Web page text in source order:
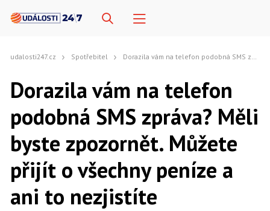
udalosti247.cz Spotřebitel Dorazila vám na telefon podobná SMS zpráva? Měli byste zpozornět. Můžete přijít o všechny peníze a ani to nezjistíte
Dorazila vám na telefon
podobná SMS zpráva? Měli
byste zpozornět. Můžete
přijít o všechny peníze a
ani to nezjistíte